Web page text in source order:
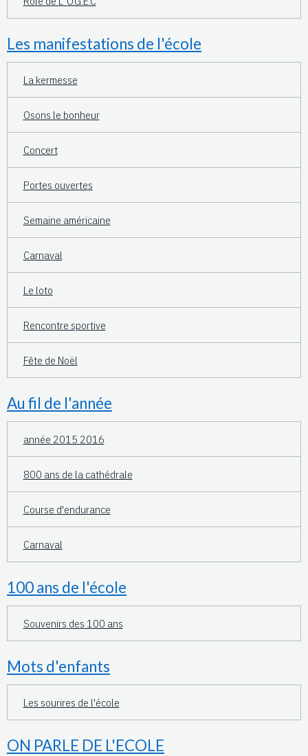
Les manifestations de l'école
La kermesse
Osons le bonheur
Concert
Portes ouvertes
Semaine américaine
Carnaval
Le loto
Rencontre sportive
Fête de Noël
Au fil de l'année
année 2015 2016
800 ans de la cathédrale
Course d'endurance
Carnaval
100 ans de l'école
Souvenirs des 100 ans
Mots d'enfants
Les sourires de l'école
ON PARLE DE L'ECOLE